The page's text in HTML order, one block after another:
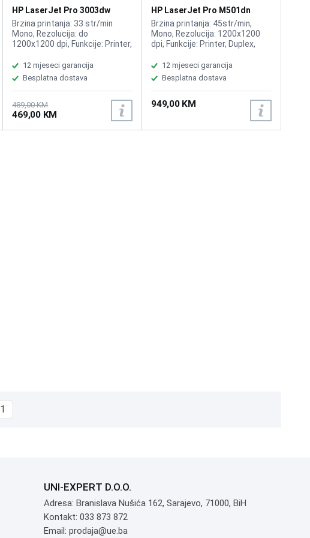
HP LaserJet Pro 3003dw
Printer
Brzina printanja: 33 str/min
Mono, Rezolucija: do
1200x1200 dpi, Funkcije: Printer,
145A W1450A,HP 145X
W1450X
12 mjeseci garancija
Besplatna dostava
489,00 KM
469,00 KM
HP LaserJet Pro M501dn
Printer
Brzina printanja: 45str/min,
Mono, Rezolucija: 1200x1200
dpi, Funkcije: Printer, Duplex,
CF287A
12 mjeseci garancija
Besplatna dostava
949,00 KM
1
UNI-EXPERT D.O.O.
Adresa: Branislava Nušića 162, Sarajevo, 71000, BiH
Kontakt: 033 873 872
Email: prodaja@ue.ba